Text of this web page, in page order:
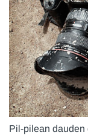
Pil-pilean dauden